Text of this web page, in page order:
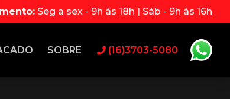
Seg a sex - 9h às 18h | Sáb - 9h às 16h
SOBRE (16)3703-5080